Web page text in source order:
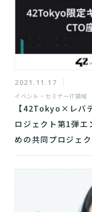
2021.11.17
イベント・セミナーIT領域
【42Tokyo×レバ
ロジェクト第1弾エ
めの共同プロジェ